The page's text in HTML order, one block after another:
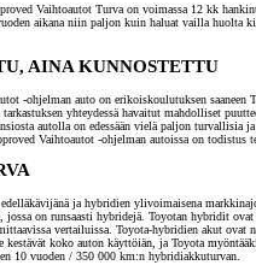
Vaihtoautot Turva on voimassa 12 kk
aikana niin paljon kuin haluat vailla huolta
AINA KUNNOSTETTU
-ohjelman auto on erikoiskoulutuksen saaneen
tarkastuksen yhteydessä havaitut mahdolliset
autolla on edessään vielä paljon turvallisia
Vaihtoautot -ohjelman autoissa on todistus
ja hybridien ylivoimaisena
on runsaasti hybridejä. Toyotan hybridit ovat
vertailuissa. Toyota-hybridien akut ovat
kestävät koko auton käyttöiän, ja Toyota
10 vuoden / 350 000 km:n hybridiakkuturvan.